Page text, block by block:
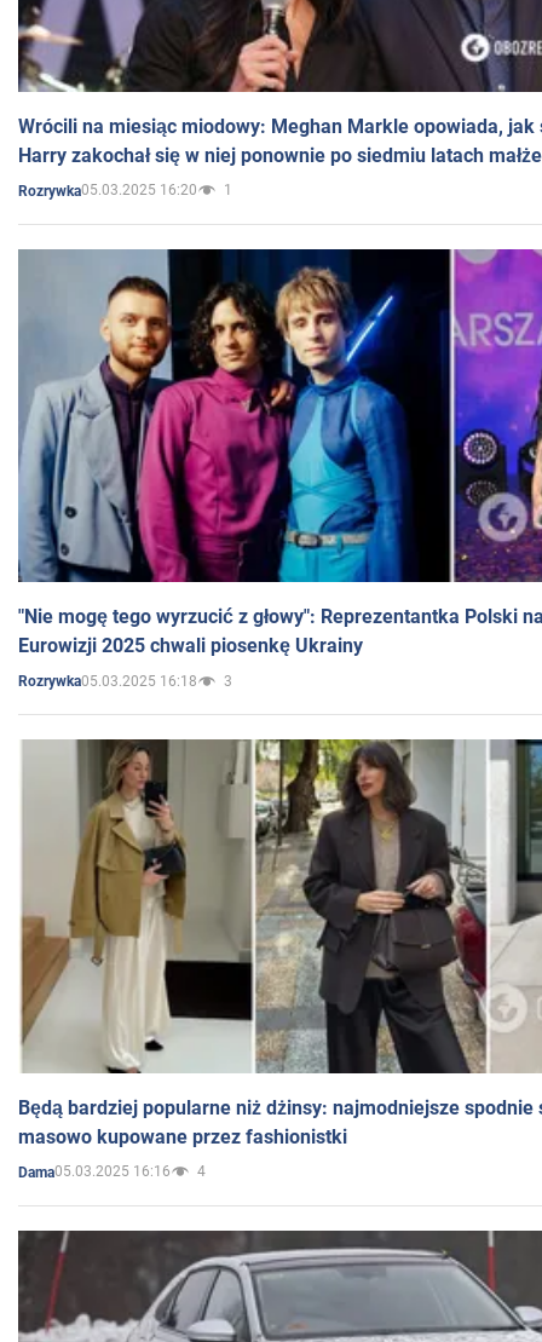
Wrócili na miesiąc miodowy: Meghan Markle opowiada, jak
Harry zakochał się w niej ponownie po siedmiu latach
Rozrywka05.03.2025 16:20 1
"Nie mogę tego wyrzucić z głowy": Reprezentantka Polski
Eurowizji 2025 chwali piosenkę Ukrainy
Rozrywka05.03.2025 16:18 3
Będą bardziej popularne niż dżinsy: najmodniejsze spodnie
masowo kupowane przez fashionistki
Dama05.03.2025 16:16 4